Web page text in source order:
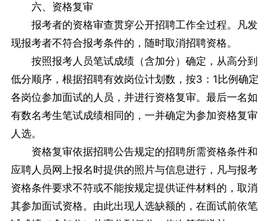
六、资格复审
报考者的资格审查贯穿公开招聘工作全过程。凡发
现报考者不符合报考条件的，随时取消招聘资格。
按照报考人员笔试成绩（含加分）确定，从高分到
低分顺序，根据招聘有效岗位计划数，按3：1比例确定
各岗位参加面试的人员，并进行资格复审。最后一名如
有数名考生笔试成绩相同的，一并确定为参加资格复审
人选。
资格复审依据招聘公告规定的招聘所需资格条件和
应聘人员网上报名时提供的照片与信息进行，凡与报考
资格条件要求不符或不能按规定提供证件材料的，取消
其参加面试资格。由此出现人选缺额的，在面试前依笔